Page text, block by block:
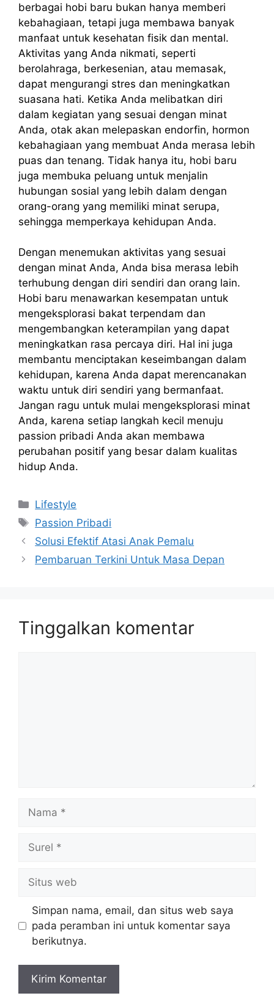
berbagai hobi baru bukan hanya memberi
kebahagiaan, tetapi juga membawa banyak
manfaat untuk kesehatan fisik dan mental.
Aktivitas yang Anda nikmati, seperti
berolahraga, berkesenian, atau memasak,
dapat mengurangi stres dan meningkatkan
suasana hati. Ketika Anda melibatkan diri
dalam kegiatan yang sesuai dengan minat
Anda, otak akan melepaskan endorfin, hormon
kebahagiaan yang membuat Anda merasa lebih
puas dan tenang. Tidak hanya itu, hobi baru
juga membuka peluang untuk menjalin
hubungan sosial yang lebih dalam dengan
orang-orang yang memiliki minat serupa,
sehingga memperkaya kehidupan Anda.
Dengan menemukan aktivitas yang sesuai
dengan minat Anda, Anda bisa merasa lebih
terhubung dengan diri sendiri dan orang lain.
Hobi baru menawarkan kesempatan untuk
mengeksplorasi bakat terpendam dan
mengembangkan keterampilan yang dapat
meningkatkan rasa percaya diri. Hal ini juga
membantu menciptakan keseimbangan dalam
kehidupan, karena Anda dapat merencanakan
waktu untuk diri sendiri yang bermanfaat.
Jangan ragu untuk mulai mengeksplorasi minat
Anda, karena setiap langkah kecil menuju
passion pribadi Anda akan membawa
perubahan positif yang besar dalam kualitas
hidup Anda.
Kategori
Lifestyle
Tag
Passion Pribadi
Solusi Efektif Atasi Anak Pemalu
Pembaruan Terkini Untuk Masa Depan
Tinggalkan komentar
Nama
Surel
Situs
web
Simpan nama, email, dan situs web saya
pada peramban ini untuk komentar saya
berikutnya.